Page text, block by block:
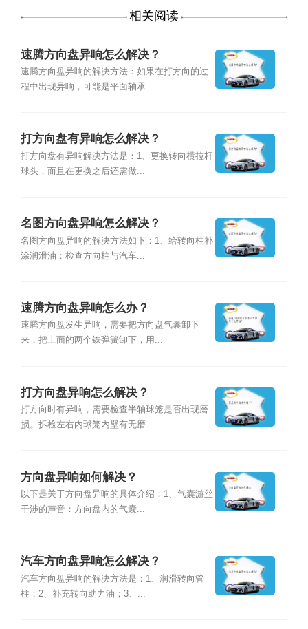
相关阅读
速腾方向盘异响怎么解决？
速腾方向盘异响的解决方法：如果在打方向的过
程中出现异响，可能是平面轴承...
打方向盘有异响怎么解决？
打方向盘有异响解决方法是：1、更换转向横拉杆
球头，而且在更换之后还需做...
名图方向盘异响怎么解决？
名图方向盘异响的解决方法如下：1、给转向柱补
涂润滑油：检查方向柱与汽车...
速腾方向盘异响怎么办？
速腾方向盘发生异响，需要把方向盘气囊卸下
来，把上面的两个铁弹簧卸下，用...
打方向盘异响怎么解决？
打方向时有异响，需要检查半轴球笼是否出现磨
损。拆检左右内球笼内壁有无磨...
方向盘异响如何解决？
以下是关于方向盘异响的具体介绍：1、气囊游丝
干涉的声音：方向盘内的气囊...
汽车方向盘异响怎么解决？
汽车方向盘异响的解决方法是：1、润滑转向管
柱；2、补充转向助力油；3、...